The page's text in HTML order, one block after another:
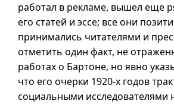
работал в рекламе, вышел еще
его статей и эссе; все они
принимались читателями и
отметить один факт, не
работах о Бартоне, но явно
что его очерки 1920-х годов
социальными исследователями